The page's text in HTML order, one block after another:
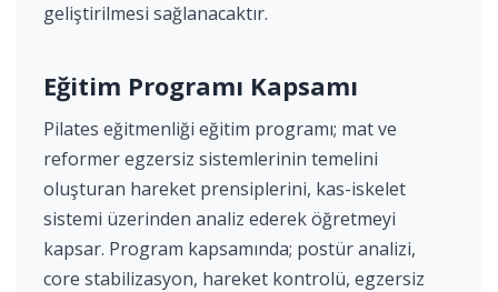
geliştirilmesi sağlanacaktır.
Eğitim Programı Kapsamı
Pilates eğitmenliği eğitim programı; mat ve
reformer egzersiz sistemlerinin temelini
oluşturan hareket prensiplerini, kas-iskelet
sistemi üzerinden analiz ederek öğretmeyi
kapsar. Program kapsamında; postür analizi,
core stabilizasyon, hareket kontrolü, egzersiz